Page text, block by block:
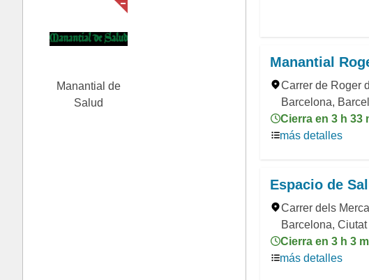
Manantial
Carrer de Roger
Barcelona,
Cierra en 3 h 33
más detalles
Espacio de
Carrer dels
Barcelona,
Cierra en 3 h 3
más detalles
Manantial de
Salud